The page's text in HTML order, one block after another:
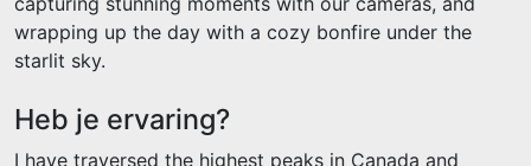
wrapping up the day with a cozy bonfire under the
starlit sky.
Heb je ervaring?
I have traversed the highest peaks in Canada and